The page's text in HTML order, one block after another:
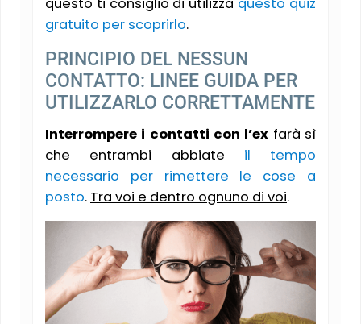
questo ti consiglio di utilizza questo quiz
gratuito per scoprirlo.
PRINCIPIO DEL NESSUN
CONTATTO: LINEE GUIDA PER
UTILIZZARLO CORRETTAMENTE
Interrompere i contatti con l’ex farà sì
che entrambi abbiate il tempo
necessario per rimettere le cose a
posto. Tra voi e dentro ognuno di voi.